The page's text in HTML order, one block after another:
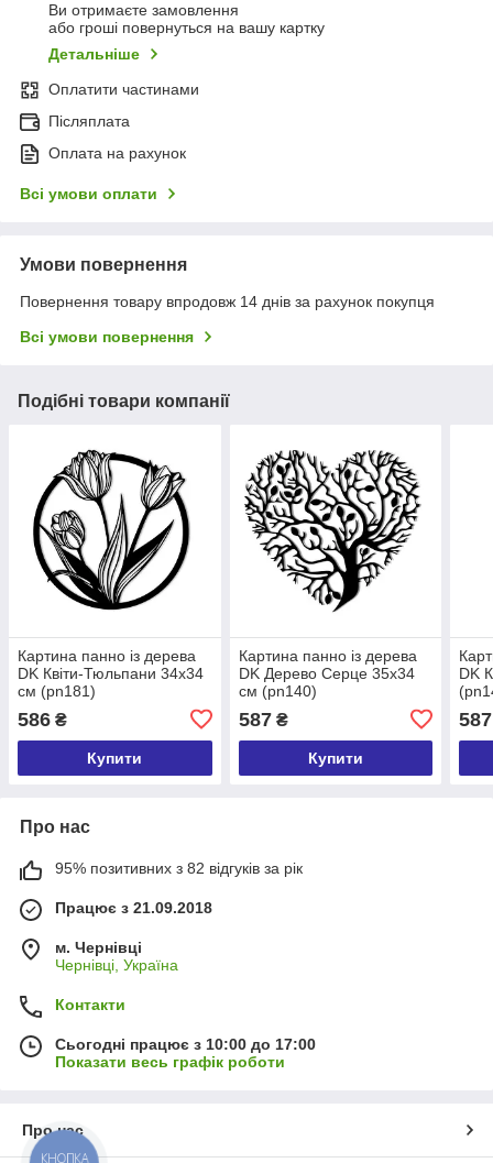
Ви отримаєте замовлення
або гроші повернуться на вашу картку
Детальніше
Оплатити частинами
Післяплата
Оплата на рахунок
Всі умови оплати
Умови повернення
Повернення товару впродовж 14 днів за рахунок покупця
Всі умови повернення
Подібні товари компанії
Картина панно із дерева
DK Квіти-Тюльпани 34х34
см (pn181)
586 ₴
Купити
Картина панно із дерева
DK Дерево Серце 35х34
см (pn140)
587₴
Купити
DK
587
Про нас
95% позитивних з 82 відгуків за рік
Працює з 21.09.2018
м. Чернівці
Чернівці, Україна
Контакти
Сьогодні працює з 10:00 до 17:00
Показати весь графік роботи
Про нас
КНОПКА